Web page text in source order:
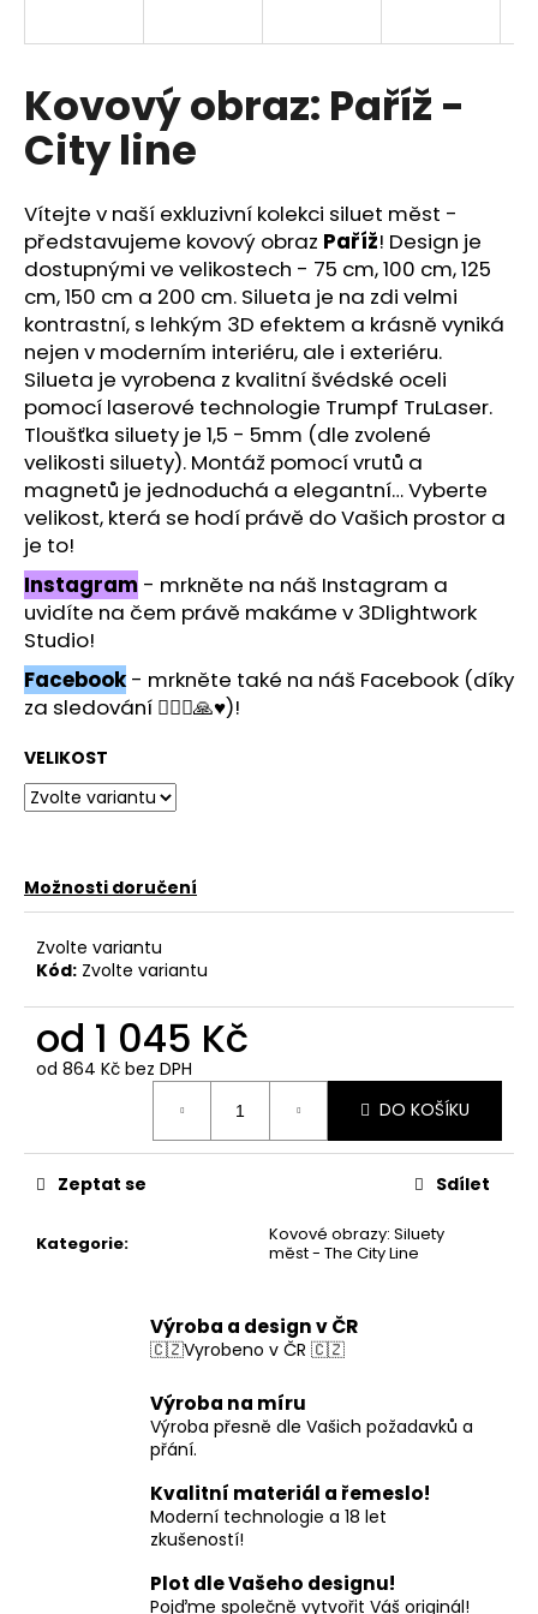
Kovový obraz: Paříž -
City line
Vítejte v naší exkluzivní kolekci siluet měst -
představujeme kovový obraz Paříž! Design je
dostupnými ve velikostech - 75 cm, 100 cm, 125
cm, 150 cm a 200 cm. Silueta je na zdi velmi
kontrastní, s lehkým 3D efektem a krásně vyniká
nejen v moderním interiéru, ale i exteriéru.
Silueta je vyrobena z kvalitní švédské oceli
pomocí laserové technologie Trumpf TruLaser.
Tloušťka siluety je 1,5 - 5mm (dle zvolené
velikosti siluety). Montáž pomocí vrutů a
magnetů je jednoduchá a elegantní… Vyberte
velikost, která se hodí právě do Vašich prostor a
je to!
Instagram - mrkněte na náš Instagram a
uvidíte na čem právě makáme v 3Dlightwork
Studio!
Facebook - mrkněte také na náš Facebook (díky
za sledování 🙋🏻‍♂️🙏♥️)!
VELIKOST
Možnosti doručení
Zvolte variantu
Kód: Zvolte variantu
od 1 045 Kč
od 864 Kč bez DPH
DO KOŠÍKU
Kategorie:
Kovové obrazy: Siluety
měst - The City Line
Zeptat se Sdílet
Výroba a design v ČR
🇨🇿Vyrobeno v ČR 🇨🇿
Výroba na míru
Výroba přesně dle Vašich požadavků a
přání.
Kvalitní materiál a řemeslo!
Moderní technologie a 18 let
zkušeností!
Plot dle Vašeho designu!
Pojďme společně vytvořit Váš originál!
í
t
?
HLEDAT
D
o
p
o
r
u
č
u
j
e
m
e